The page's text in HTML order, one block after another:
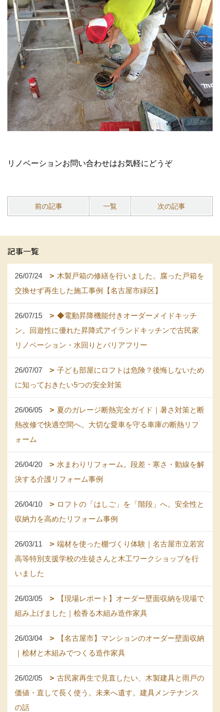
リノベーションお問い合わせはお気軽にどうぞ
前の記事 一覧 次の記事
記事一覧
26/07/24
木製戸箱の修繕を行いました。腐った戸箱を
交換せず再生した施工事例【名古屋市緑区】
26/07/15
◆電動昇降機能付きオーダーメイドキッチ
ン。回遊性に優れた昇降式アイランドキッチンで古民家
リノベーション・水回りとバリアフリー
26/07/07
子ども部屋にロフトは危険？後悔しないため
に知っておきたい5つの安全対策
26/06/05
夏のガレージ断熱完全ガイド｜暑さ対策と断
熱改修で快適空間へ。大切な愛車を守る車庫の断熱リフ
ォーム
26/04/20
水まわりリフォーム。段差・寒さ・動線を解
決する介護リフォーム事例
26/04/10
ロフトの「はしご」を「階段」へ。安全性と
収納力を高めたリフォーム事例
26/03/11
端材を使った棚づくり体験｜名古屋市立若宮
高等特別支援学校の生徒さんと木工ワークショップを行
いました
26/03/05
【現場レポート】オーダー壁面収納を現場で
組み上げました｜桧香る木組み造作家具
26/03/04
【名古屋市】マンションのオーダー壁面収納
｜桧材と木組みでつくる造作家具
26/02/05
古民家再生で見直したい、木製建具と雨戸の
価値・直して長く使う。未来へ遺す。建具メンテナンス
の話